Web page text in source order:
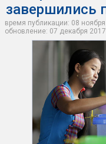
завершились
время публикации: 08
обновление: 07 декабря 2017